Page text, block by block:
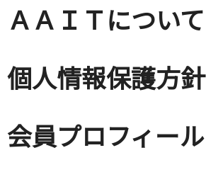
ＡＡＩＴについて
個人情報保護方針
会員プロフィール